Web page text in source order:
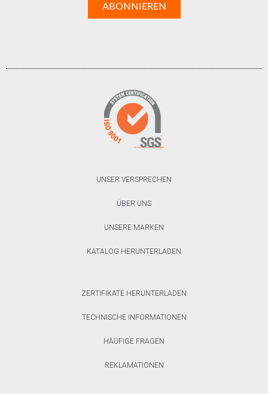
UNSER VERSPRECHEN
ÜBER UNS
UNSERE MARKEN
KATALOG HERUNTERLADEN
ZERTIFIKATE HERUNTERLADEN
TECHNISCHE INFORMATIONEN
HÄUFIGE FRAGEN
REKLAMATIONEN